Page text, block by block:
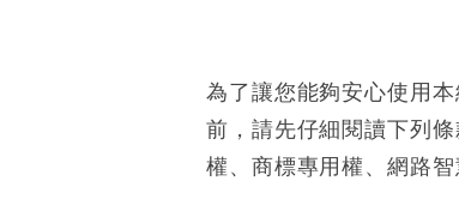
為了讓您能夠安心使用
前，請先仔細閱讀下列
權、商標專用權、網路